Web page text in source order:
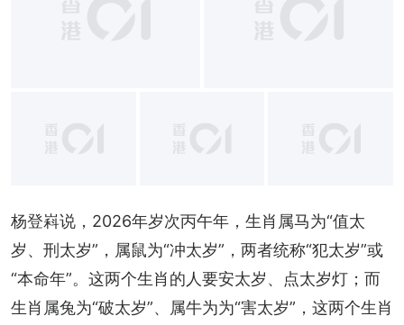
+18
杨登嵙说，2026年岁次丙午年，生肖属马为“值太
岁、刑太岁”，属鼠为“冲太岁”，两者统称“犯太岁”或
“本命年”。这两个生肖的人要安太岁、点太岁灯；而
生肖属兔为“破太岁”、属牛为为“害太岁”，这两个生肖